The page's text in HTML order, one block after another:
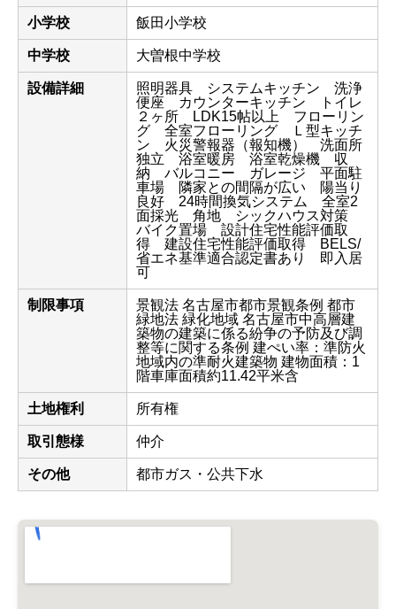
小学校 飯田小学校
中学校 大曽根中学校
設備詳細
照明器具 システムキッチン 洗浄
便座 カウンターキッチン トイレ
２ヶ所 LDK15帖以上 フローリン
グ 全室フローリング Ｌ型キッチ
ン 火災警報器（報知機） 洗面所
独立 浴室暖房 浴室乾燥機 収
納 バルコニー ガレージ 平面駐
車場 隣家との間隔が広い 陽当り
良好 24時間換気システム 全室2
面採光 角地 シックハウス対策
バイク置場 設計住宅性能評価取
得 建設住宅性能評価取得 BELS/
省エネ基準適合認定書あり 即入居
可
制限事項
景観法 名古屋市都市景観条例 都市
緑地法 緑化地域 名古屋市中高層建
築物の建築に係る紛争の予防及び調
整等に関する条例 建ぺい率：準防火
地域内の準耐火建築物 建物面積：1
階車庫面積約11.42平米含
土地権利 所有権
取引態様 仲介
その他 都市ガス・公共下水